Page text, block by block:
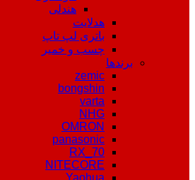
هندلی
هدلایت
باتری لپ تاپ
چسب و خمیر
برندها
zemic
bongshin
varta
NHG
OMRON
panasonic
RX_70
NITECORE
Yaohua